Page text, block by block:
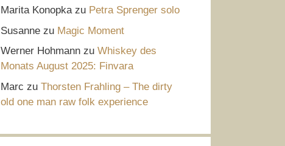
Marita Konopkazu Petra Sprenger solo
Susanne zu Magic Moment
Werner Hohmann zu Whiskey des
Monats August 2025: Finvara
Marc zu Thorsten Frahling – The dirty
old one man raw folk experience